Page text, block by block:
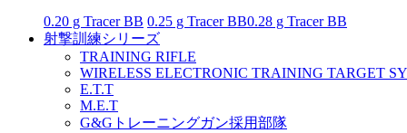
0.20 g Tracer BB 0.25 g Tracer BB0.28 g Tracer BB
射撃訓練シリーズ
TRAINING RIFLE
WIRELESS ELECTRONIC TRAINING TARGET
E.T.T
M.E.T
G&Gトレーニングガン採用部隊